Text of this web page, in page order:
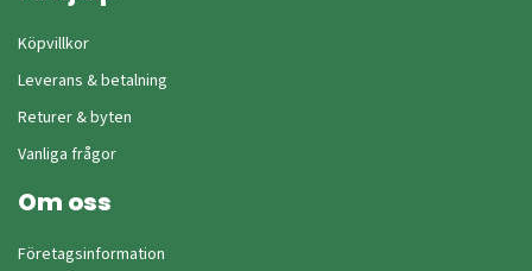
Köpvillkor
Leverans & betalning
Returer & byten
Vanliga frågor
Om oss
Företagsinformation